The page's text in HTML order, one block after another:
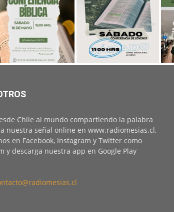
Chile al mundo compartiendo la palabra
nuestra señal online en www.radiomesias.cl,
en Facebook, Instagram y Twitter como
y descarga nuestra app en Google Play